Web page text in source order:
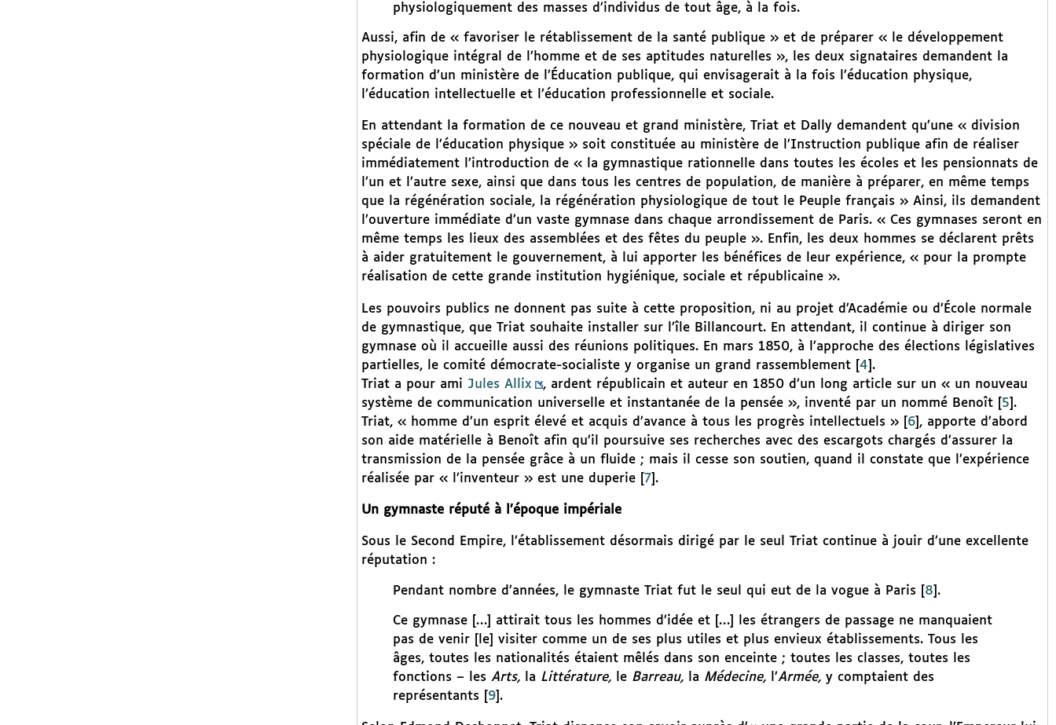
physiologiquement des masses d’individus de tout âge, à la fois.
Aussi, afin de « favoriser le rétablissement de la santé publique » et de préparer « le développement
physiologique intégral de l’homme et de ses aptitudes naturelles », les deux signataires demandent la
formation d’un ministère de l’Éducation publique, qui envisagerait à la fois l’éducation physique,
l’éducation intellectuelle et l’éducation professionnelle et sociale.
En attendant la formation de ce nouveau et grand ministère, Triat et Dally demandent qu’une « division
spéciale de l’éducation physique » soit constituée au ministère de l’Instruction publique afin de réaliser
immédiatement l’introduction de « la gymnastique rationnelle dans toutes les écoles et les pensionnats de
l’un et l’autre sexe, ainsi que dans tous les centres de population, de manière à préparer, en même temps
que la régénération sociale, la régénération physiologique de tout le Peuple français » Ainsi, ils demandent
l’ouverture immédiate d’un vaste gymnase dans chaque arrondissement de Paris. « Ces gymnases seront en
même temps les lieux des assemblées et des fêtes du peuple ». Enfin, les deux hommes se déclarent prêts
à aider gratuitement le gouvernement, à lui apporter les bénéfices de leur expérience, « pour la prompte
réalisation de cette grande institution hygiénique, sociale et républicaine ».
Les pouvoirs publics ne donnent pas suite à cette proposition, ni au projet d’Académie ou d’École normale
de gymnastique, que Triat souhaite installer sur l’île Billancourt. En attendant, il continue à diriger son
gymnase où il accueille aussi des réunions politiques. En mars 1850, à l’approche des élections législatives
partielles, le comité démocrate-socialiste y organise un grand rassemblement[ 4 .
Triat a pour ami Jules Allix
, ardent républicain et auteur en 1850 d’un long article sur un « un nouveau
système de communication universelle et instantanée de la pensée », inventé par un nommé Benoît[ 5 .
Triat, « homme d’un esprit élevé et acquis d’avance à tous les progrès intellectuels »[ 6] , apporte d’abord
son aide matérielle à Benoît afin qu’il poursuive ses recherches avec des escargots chargés d’assurer la
transmission de la pensée grâce à un fluide ; mais il cesse son soutien, quand il constate que l’expérience
réalisée par « l’inventeur » est une duperie[ 7 .
Un gymnaste réputé à l’époque impériale
Sous le Second Empire, l’établissement désormais dirigé par le seul Triat continue à jouir d’une excellente
réputation :
Pendant nombre d’années, le gymnaste Triat fut le seul qui eut de la vogue à Paris 8 .
Ce gymnase […] attirait tous les hommes d’idée et […] les étrangers de passage ne manquaient
pas de venir [le] visiter comme un de ses plus utiles et plus envieux établissements. Tous les
âges, toutes les nationalités étaient mêlés dans son enceinte ; toutes les classes, toutes les
fonctions – les Arts, la Littérature, le Barreau, la Médecine, l’Armée,y comptaient des
représentants
9] .